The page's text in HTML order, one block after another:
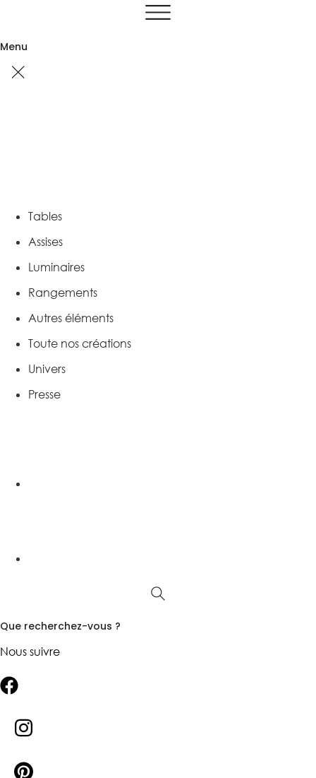
contenu
Menu
Tables
Assises
Luminaires
Rangements
Autres éléments
Toute nos créations
Univers
Presse
Que recherchez-vous ?
Nous suivre